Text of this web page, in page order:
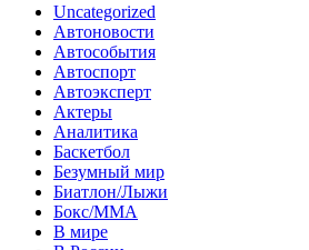
Uncategorized
Автоновости
Автособытия
Автоспорт
Автоэксперт
Актеры
Аналитика
Баскетбол
Безумный мир
Биатлон/Лыжи
Бокс/MMA
В мире